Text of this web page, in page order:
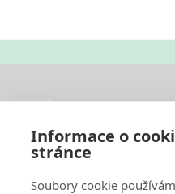
Informace o
stránce
Soubory cookie
O Nás
Pro Zákazníky
Informace